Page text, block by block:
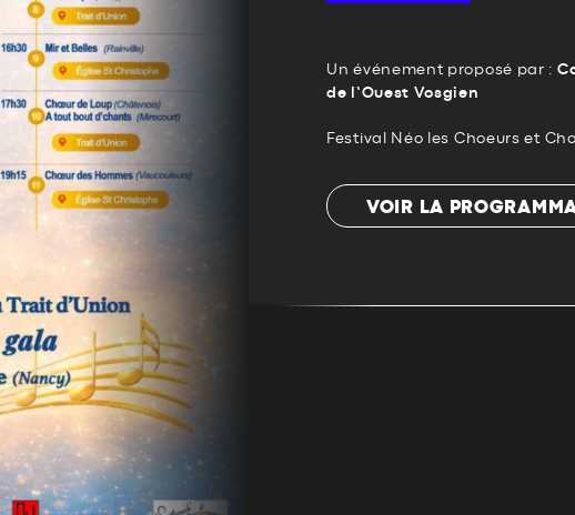
Un événement proposé par :
de l’Ouest Vosgien
Festival Néo les Choeurs et
VOIR LA